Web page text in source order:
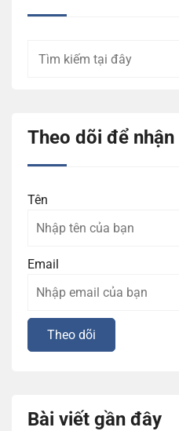
Theo dõi để
Tên
Email
Bài viết gần đây